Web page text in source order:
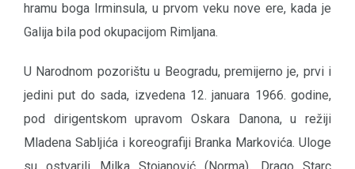
hramu boga Irminsula, u prvom veku nove ere, kada je
Galija bila pod okupacijom Rimljana.
U Narodnom pozorištu u Beogradu, premijerno je, prvi i
jedini put do sada, izvedena 12. januara 1966. godine,
pod dirigentskom upravom Oskara Danona, u režiji
Mladena Sabljića i koreografiji Branka Markovića. Uloge